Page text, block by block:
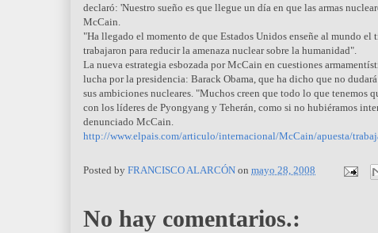
declaró: 'Nuestro sueño es que llegue un día en que las armas
McCain.
"Ha llegado el momento de que Estados Unidos enseñe al mundo
trabajaron para reducir la amenaza nuclear sobre la humanidad".
La nueva estrategia esbozada por McCain en cuestiones
lucha por la presidencia: Barack Obama, que ha dicho que no
sus ambiciones nucleares. "Muchos creen que todo lo que tenemos
con los líderes de Pyongyang y Teherán, como si no hubiéramos
denunciado McCain.
http://www.elpais.com/articulo/internacional/McCain/apuesta/
Posted by FRANCISCO ALARCÓN on mayo 28, 2008
No hay comentarios.: